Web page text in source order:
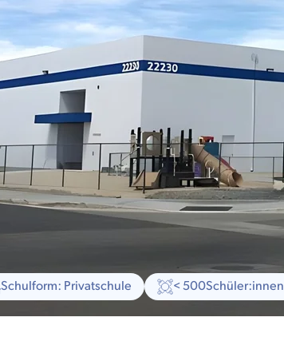
Schulform: Privatschule < 500Schüler:innen